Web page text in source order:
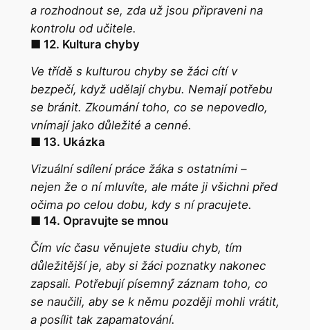
a rozhodnout se, zda už jsou připraveni na
kontrolu od učitele.
■ 12. Kultura chyby
Ve třídě s kulturou chyby se žáci cítí v
bezpečí, když udělají chybu. Nemají potřebu
se bránit. Zkoumání toho, co se nepovedlo,
vnímají jako důležité a cenné.
■ 13. Ukázka
Vizuální sdílení práce žáka s ostatními –
nejen že o ní mluvíte, ale máte ji všichni před
očima po celou dobu, kdy s ní pracujete.
■ 14. Opravujte se mnou
Čím víc času věnujete studiu chyb, tím
důležitější je, aby si žáci poznatky nakonec
zapsali. Potřebují písemný́ záznam toho, co
se naučili, aby se k němu později mohli vrátit,
a posílit tak zapamatování.